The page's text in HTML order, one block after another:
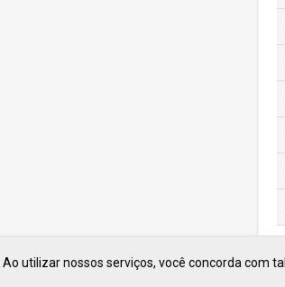
utilizar nossos serviços, você concorda com tal